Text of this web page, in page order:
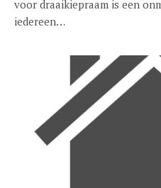
voor draaikiepraam is een
iedereen…